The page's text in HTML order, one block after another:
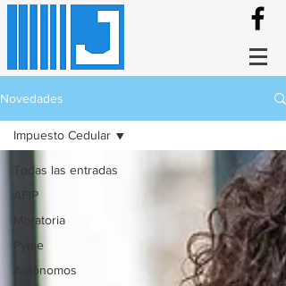
Novedades
Todas las entradas
AFIP
Moratoria
Pyme
Autónomos
Impuesto Cedular